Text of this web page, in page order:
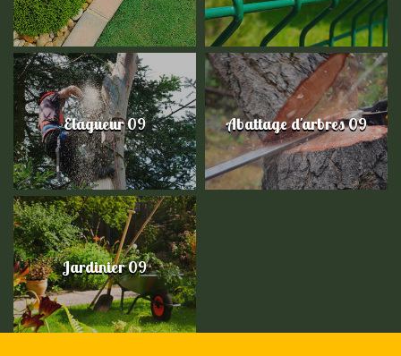
Elagueur 09 Abattage d'arbres 09
Jardinier 09